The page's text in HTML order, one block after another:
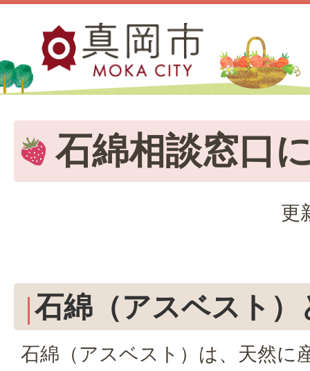
石綿相談窓口
更
石綿（アスベスト）
石綿（アスベスト）は、天然に